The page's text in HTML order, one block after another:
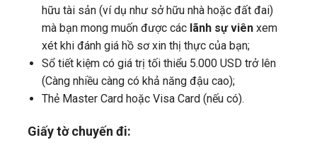
hữu tài sản (ví dụ như sở hữu nhà hoặc đất đai)
mà bạn mong muốn được các lãnh sự viên xem
xét khi đánh giá hồ sơ xin thị thực của bạn;
Sổ tiết kiệm có giá trị tối thiểu 5.000 USD trở lên
(Càng nhiều càng có khả năng đậu cao);
Thẻ Master Card hoặc Visa Card (nếu có).
Giấy tờ chuyến đi: